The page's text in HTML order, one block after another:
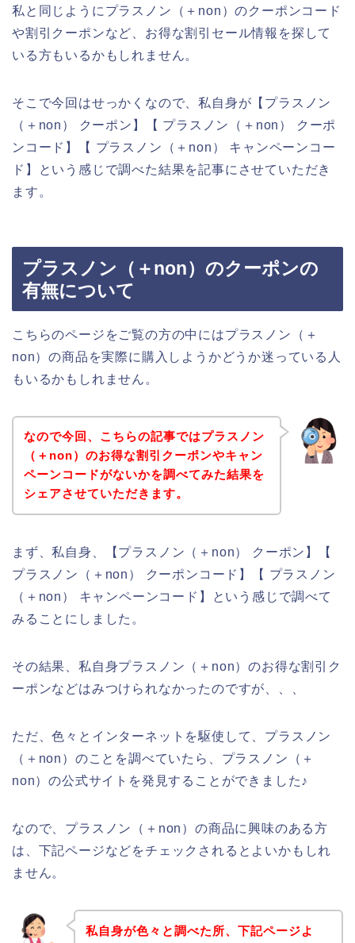
私と同じようにプラスノン（＋non）のクーポンコード
や割引クーポンなど、お得な割引セール情報を探して
いる方もいるかもしれません。
そこで今回はせっかくなので、私自身が【プラスノン
（＋non） クーポン】【 プラスノン（＋non） クーポ
ンコード】【 プラスノン（＋non） キャンペーンコー
ド】という感じで調べた結果を記事にさせていただき
ます。
プラスノン（＋non）のクーポンの
有無について
こちらのページをご覧の方の中にはプラスノン（＋
non）の商品を実際に購入しようかどうか迷っている人
もいるかもしれません。
なので今回、こちらの記事ではプラスノン
（＋non）のお得な割引クーポンやキャン
ペーンコードがないかを調べてみた結果を
シェアさせていただきます。
まず、私自身、【プラスノン（＋non） クーポン】【
プラスノン（＋non） クーポンコード】【 プラスノン
（＋non） キャンペーンコード】という感じで調べて
みることにしました。
その結果、私自身プラスノン（＋non）のお得な割引ク
ーポンなどはみつけられなかったのですが、、、
ただ、色々とインターネットを駆使して、プラスノン
（＋non）のことを調べていたら、プラスノン（＋
non）の公式サイトを発見することができました♪
なので、プラスノン（＋non）の商品に興味のある方
は、下記ページなどをチェックされるとよいかもしれ
ません。
私自身が色々と調べた所、下記ページよ